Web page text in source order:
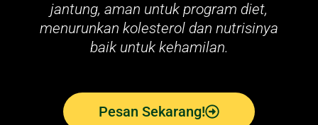
jantung, aman untuk program diet,
menurunkan kolesterol dan nutrisinya
baik untuk kehamilan.
Pesan Sekarang!